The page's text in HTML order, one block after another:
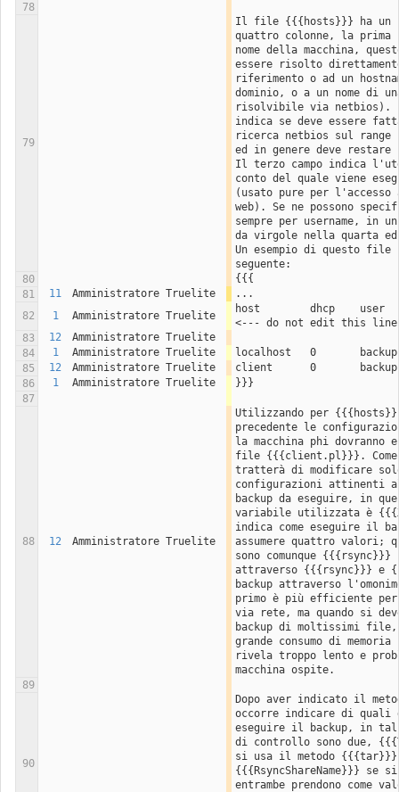
78
79
Il file {{{hosts}}} ha un
quattro colonne, la
nome della macchina,
essere risolto
riferimento o ad un
dominio, o a un nome di
risolvibile via netbios).
indica se deve essere
ricerca netbios sul range
ed in genere deve restare
Il terzo campo indica
conto del quale viene
(usato pure per
web). Se ne possono
sempre per username, in
da virgole nella quarta
Un esempio di questo file
seguente:
80
{{{
81
11 Amministratore Truelite
...
82
1 Amministratore Truelite
host        dhcp    user
<--- do not edit this line
83
12
Amministratore Truelite
84
1 Amministratore Truelite
localhost   0
85
12 Amministratore Truelite
client	    0
86
1 Amministratore Truelite
}}}
87
88 12 Amministratore Truelite
Utilizzando per
precedente le
la macchina phi dovranno
file {{{client.pl}}}. Come
tratterà di modificare
configurazioni attinenti
backup da eseguire, in
variabile utilizzata è
indica come eseguire il
assumere quattro valori;
sono comunque
attraverso {{{rsync}}}
backup attraverso
primo è più efficiente
via rete, ma quando si
backup di moltissimi file,
grande consumo di
rivela troppo lento e
macchina ospite.
89
90
Dopo aver indicato il
occorre indicare di quali
eseguire il backup, in
di controllo sono due,
si usa il metodo {{{tar}}}
{{{RsyncShareName}}} se
entrambe prendono come